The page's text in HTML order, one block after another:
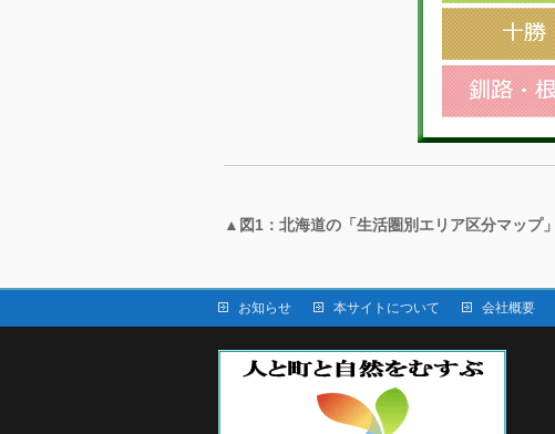
▲図1：北海道の「生活圏別エリア区分マップ」
お知らせ 本サイトについて 会社概要